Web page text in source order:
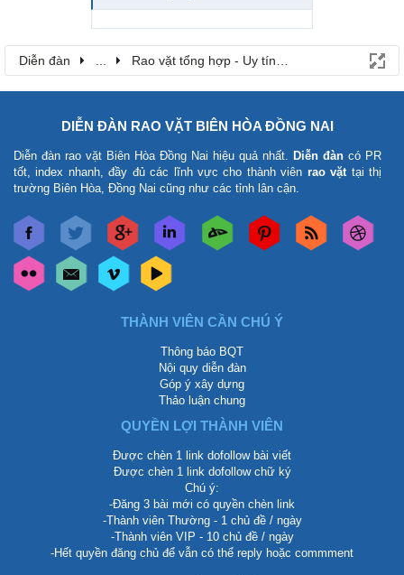
Diễn đàn Rao vặt tổng hợp - Uy tín - Miễn phí
DIỄN ĐÀN RAO VẶT BIÊN HÒA ĐỒNG NAI
Diễn đàn rao vặt Biên Hòa Đồng Nai hiệu quả nhất. Diễn đàn có PR
tốt, index nhanh, đầy đủ các lĩnh vực cho thành viên rao vặt tại thị
trường Biên Hòa, Đồng Nai cũng như các tỉnh lân cận.
THÀNH VIÊN CẦN CHÚ Ý
Thông báo BQT
Nội quy diễn đàn
Góp ý xây dựng
Thảo luận chung
QUYỀN LỢI THÀNH VIÊN
Được chèn 1 link dofollow bài viết
Được chèn 1 link dofollow chữ ký
Chú ý:
-Đăng 3 bài mới có quyền chèn link
-Thành viên Thường - 1 chủ đề / ngày
-Thành viên VIP - 10 chủ đề / ngày
-Hết quyền đăng chủ để vẫn có thể reply hoặc commment